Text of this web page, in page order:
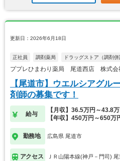
更新日：2026年6月18日
正社員 調剤薬局 ドラッグストア（調剤併
ププレひまわり薬局 尾道西店 株式会
【尾道市】ウエルシアグル
剤師の募集です！
給与
【月収】36.5万円～43.8
【年収】450万円～650万
勤務地 広島県 尾道市
アクセス ＪＲ山陽本線(神戸－門司) 尾